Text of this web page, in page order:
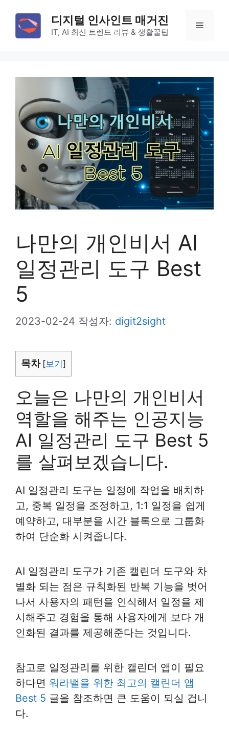
디지털 인사인트 매거진
IT, AI 최신 트렌드 리뷰 & 생활꿀팁
메
나만의 개인비서 AI
일정관리 도구 Best
5
2023-02-24 작성자: digit2sight
목차 [보기]
오늘은 나만의 개인비서
역할을 해주는 인공지능
AI 일정관리 도구 Best 5
를 살펴보겠습니다.
AI 일정관리 도구는 일정에 작업을 배치하
고, 중복 일정을 조정하고, 1:1 일정을 쉽게
예약하고, 대부분을 시간 블록으로 그룹화
하여 단순화 시켜줍니다.
AI 일정관리 도구가 기존 캘린더 도구와 차
별화 되는 점은 규칙화된 반복 기능을 벗어
나서 사용자의 패턴을 인식해서 일정을 제
시해주고 경험을 통해 사용자에게 보다 개
인화된 결과를 제공해준다는 것입니다.
참고로 일정관리를 위한 캘린더 앱이 필요
하다면 워라밸을 위한 최고의 캘린더 앱
Best 5 글을 참조하면 큰 도움이 되실 겁니
다.